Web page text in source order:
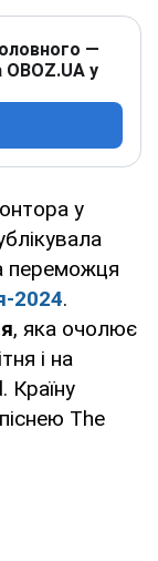
—
у
у
переможця
2024.
, яка очолює
і на
Країну
The